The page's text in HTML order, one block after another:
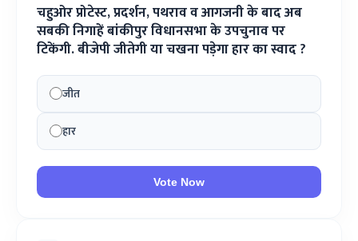
चहुओर प्रोटेस्ट, प्रदर्शन, पथराव व आगजनी के बाद अब
सबकी निगाहें बांकीपुर विधानसभा के उपचुनाव पर
टिकेंगी. बीजेपी जीतेगी या चखना पड़ेगा हार का स्वाद ?
जीत
हार
Vote Now